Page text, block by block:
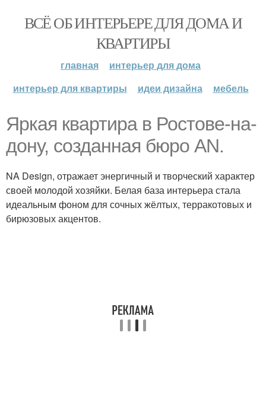
ВСЁ ОБ ИНТЕРЬЕРЕ ДЛЯ ДОМА И
КВАРТИРЫ
главная
интерьер для дома
интерьер для квартиры
идеи дизайна мебель
Яркая квартира в Ростове-на-
дону, созданная бюро AN.
NA Design, отражает энергичный и творческий характер
своей молодой хозяйки. Белая база интерьера стала
идеальным фоном для сочных жёлтых, терракотовых и
бирюзовых акцентов.